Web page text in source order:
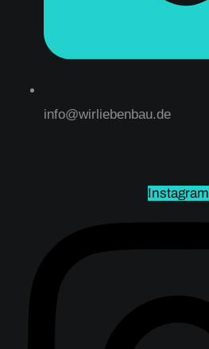
info@wirliebenbau.de
Instagram